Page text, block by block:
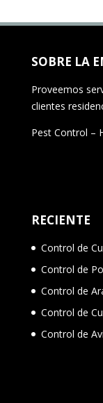
SOBRE LA
Proveemos
clientes
Pest Control –
RECIENTE
Control de
Control de
Control de
Control de
Control de